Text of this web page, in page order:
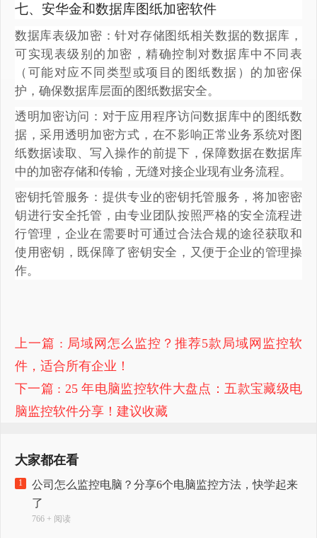
七、安华金和数据库图纸加密软件
数据库表级加密：针对存储图纸相关数据的数据库，
可实现表级别的加密，精确控制对数据库中不同表
（可能对应不同类型或项目的图纸数据）的加密保
护，确保数据库层面的图纸数据安全。
透明加密访问：对于应用程序访问数据库中的图纸数
据，采用透明加密方式，在不影响正常业务系统对图
纸数据读取、写入操作的前提下，保障数据在数据库
中的加密存储和传输，无缝对接企业现有业务流程。
密钥托管服务：提供专业的密钥托管服务，将加密密
钥进行安全托管，由专业团队按照严格的安全流程进
行管理，企业在需要时可通过合法合规的途径获取和
使用密钥，既保障了密钥安全，又便于企业的管理操
作。
上一篇 : 局域网怎么监控？推荐5款局域网监控软
件，适合所有企业！
下一篇 : 25 年电脑监控软件大盘点：五款宝藏级电
脑监控软件分享！建议收藏​
大家都在看
1
公司怎么监控电脑？分享6个电脑监控方法，快学起来
了
766 + 阅读